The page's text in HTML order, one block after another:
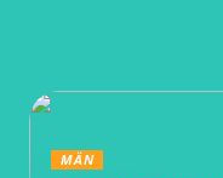
MÄN